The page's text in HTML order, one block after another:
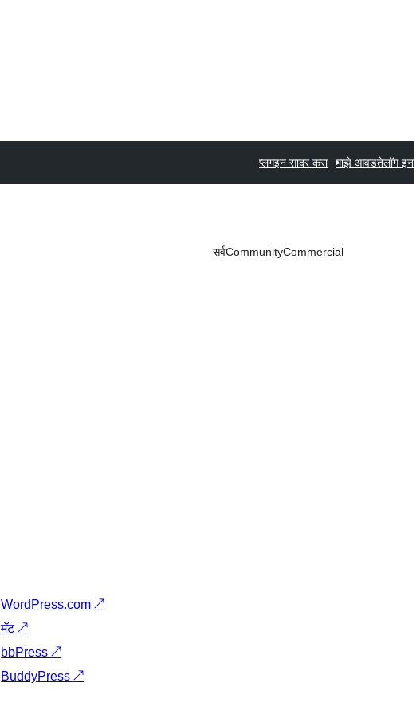
प्लगइन सादर करा माझे आवडतेलॉग इन
सर्वCommunityCommercial
WordPress.com↗
मॅट↗
bbPress↗
BuddyPress↗